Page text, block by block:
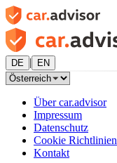
DE | EN
Über car.advisor
Impressum
Datenschutz
Cookie Richtlinien
Kontakt